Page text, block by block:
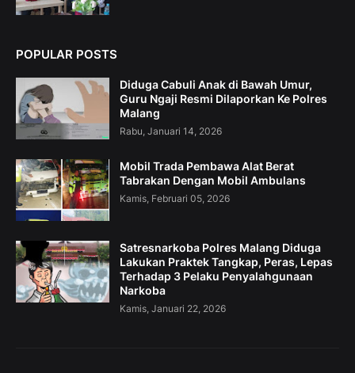
POPULAR POSTS
Diduga Cabuli Anak di Bawah Umur,
Guru Ngaji Resmi Dilaporkan Ke Polres
Malang
Rabu, Januari 14, 2026
Mobil Trada Pembawa Alat Berat
Tabrakan Dengan Mobil Ambulans
Kamis, Februari 05, 2026
Satresnarkoba Polres Malang Diduga
Lakukan Praktek Tangkap, Peras, Lepas
Terhadap 3 Pelaku Penyalahgunaan
Narkoba
Kamis, Januari 22, 2026